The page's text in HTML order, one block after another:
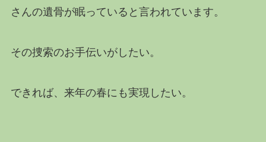
さんの遺骨が眠っていると言われています。
その捜索のお手伝いがしたい。
できれば、来年の春にも実現したい。